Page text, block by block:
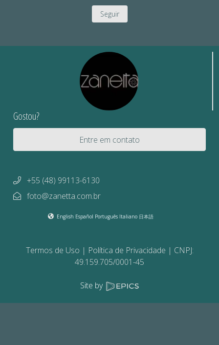
Seguir
Gostou?
Entre em contato
+55 (48) 99113-6130
foto@zanetta.com.br
English Español Português Italiano 日本語
Termos de Uso Política de Privacidade
CNPJ:
49.159.705/0001-45
Site by